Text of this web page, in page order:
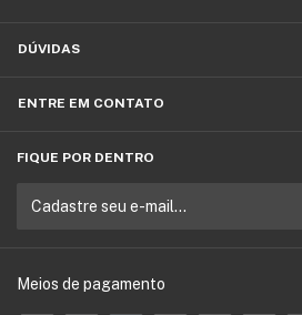
DÚVIDAS
ENTRE EM CONTATO
FIQUE POR DENTRO
Meios de pagamento